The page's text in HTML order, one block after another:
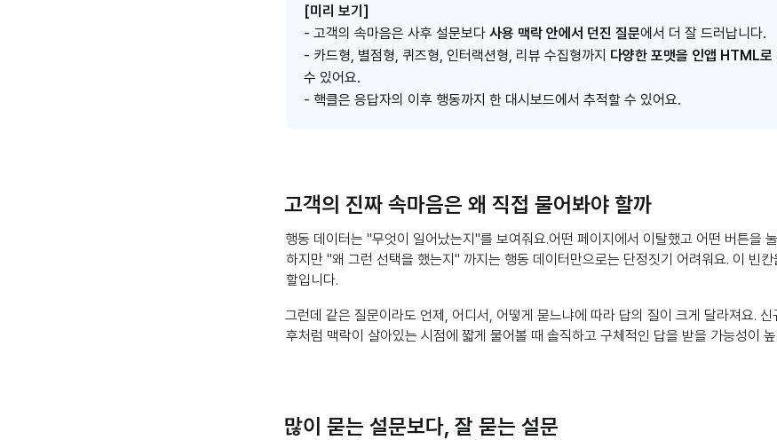
[미리 보기]
- 고객의 속마음은 사후 설문보다 사용 맥락 안에서 던진 질문에서 더 잘 드러납니다.
- 카드형, 별점형, 퀴즈형, 인터랙션형, 리뷰 수집형까지 다양한 포맷을 인앱 HTML로
수 있어요.
- 핵클은 응답자의 이후 행동까지 한 대시보드에서 추적할 수 있어요.
고객의 진짜 속마음은 왜 직접 물어봐야 할까
행동 데이터는 "무엇이 일어났는지"를 보여줘요.어떤 페이지에서 이탈했고 어떤 버튼을
하지만 "왜 그런 선택을 했는지" 까지는 행동 데이터만으로는 단정짓기 어려워요. 이 빈
할입니다.
그런데 같은 질문이라도 언제, 어디서, 어떻게 묻느냐에 따라 답의 질이 크게 달라져요. 신
후처럼 맥락이 살아있는 시점에 짧게 물어볼 때 솔직하고 구체적인 답을 받을 가능성이
많이 묻는 설문보다, 잘 묻는 설문